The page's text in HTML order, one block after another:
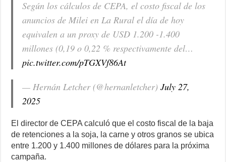
Según los cálculos de CEPA, el costo fiscal de los
anuncios de Milei en La Rural el día de hoy
equivalen a un proxy de USD 1.200 -1.400
millones (0,19 o 0,22 % respectivamente del…
pic.twitter.com/pTGXVf86At
— Hernán Letcher (@hernanletcher)July 27,
2025
El director de CEPA calculó que el costo fiscal de la baja
de retenciones a la soja, la carne y otros granos se ubica
entre 1.200 y 1.400 millones de dólares para la próxima
campaña.